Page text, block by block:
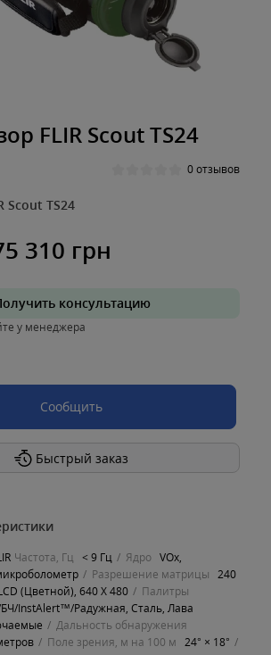
FLIR Scout TS24
0 отзывов
Scout TS24
310 грн
консультацию
у менеджера
Сообщить
Быстрый заказ
Частота, Гц < 9 Гц Ядро VOx,
Разрешение матрицы 240
(Цветной), 640 X 480
Палитры
InstAlert™/Радужная, Сталь, Лава
Дальность обнаружения
Поле зрения, м на 100 м 24° × 18°